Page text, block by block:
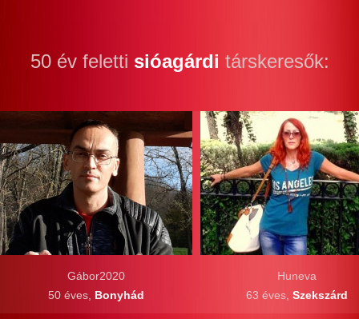
50 év feletti sióagárdi társkeresők:
Huneva
63 éves, Szekszárd
Gábor2020
50 éves, Bonyhád